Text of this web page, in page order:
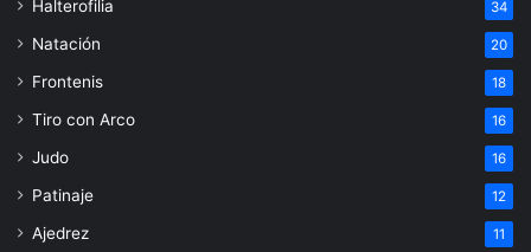
Halterofilia 34
Natación 20
Frontenis 18
Tiro con Arco 16
Judo 16
Patinaje 12
Ajedrez 11